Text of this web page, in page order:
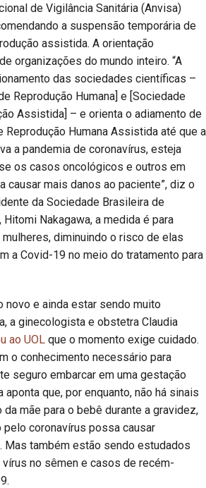
de Vigilância Sanitária (Anvisa)
a suspensão temporária de
assistida. A orientação
organizações do mundo inteiro. “A
das sociedades científicas –
Reprodução Humana] e [Sociedade
Assistida] – e orienta o adiamento de
Reprodução Humana Assistida até que a
a pandemia de coronavírus, esteja
os casos oncológicos e outros em
causar mais danos ao paciente”, diz o
da Sociedade Brasileira de
Nakagawa, a medida é para
diminuindo o risco de elas
a Covid-19 no meio do tratamento para
novo e ainda estar sendo muito
a ginecologista e obstetra Claudia
ao UOL que o momento exige cuidado.
o conhecimento necessário para
seguro embarcar em uma gestação
aponta que, por enquanto, não há sinais
mãe para o bebê durante a gravidez,
pelo coronavírus possa causar
também estão sendo estudados
no sêmen e casos de recém-